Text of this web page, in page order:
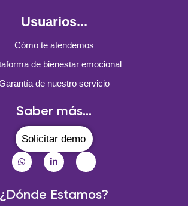
Usuarios...
Cómo te atendemos
de bienestar emocional
de nuestro servicio
Saber más...
Solicitar demo
¿Dónde Estamos?